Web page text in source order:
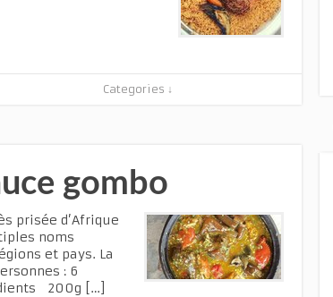
Categories ↓
gombo
prisée d’Afrique
noms
et pays. La
: 6
200g […]